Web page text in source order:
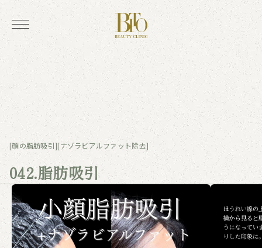
[顔の脂肪吸引][ナゾラビアルファット除去]
042.脂肪吸引